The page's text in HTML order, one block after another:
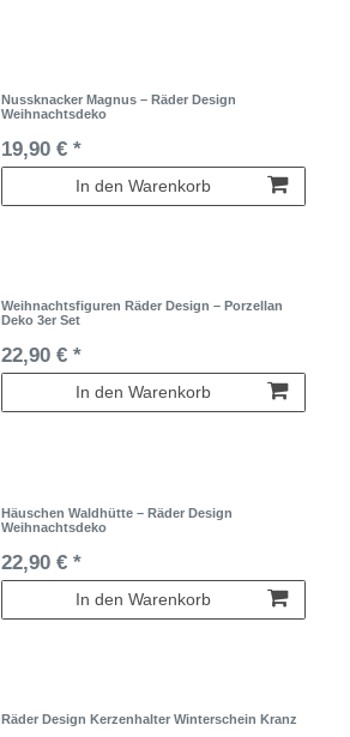
Nussknacker Magnus – Räder Design
Weihnachtsdeko
19,90 € *
In den Warenkorb
Weihnachtsfiguren Räder Design – Porzellan
Deko 3er Set
22,90 € *
In den Warenkorb
Häuschen Waldhütte – Räder Design
Weihnachtsdeko
22,90 € *
In den Warenkorb
Räder Design Kerzenhalter Winterschein Kranz